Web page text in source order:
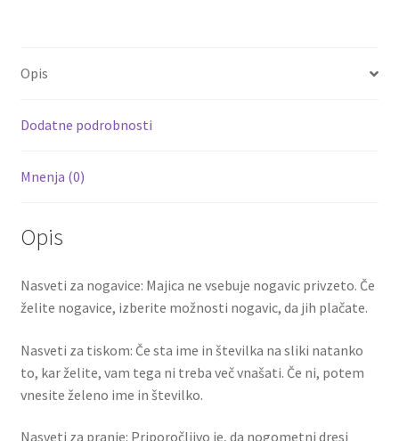
k
Opis
Dodatne podrobnosti
Mnenja (0)
Opis
Nasveti za nogavice: Majica ne vsebuje nogavic privzeto. Če
želite nogavice, izberite možnosti nogavic, da jih plačate.
Nasveti za tiskom: Če sta ime in številka na sliki natanko
to, kar želite, vam tega ni treba več vnašati. Če ni, potem
vnesite želeno ime in številko.
Nasveti za pranje: Priporočljivo je, da nogometni dresi